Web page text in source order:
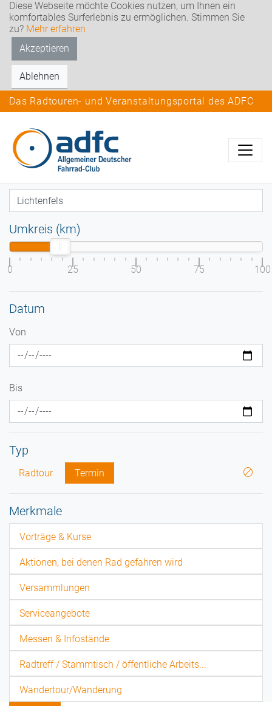
Diese Webseite möchte Cookies nutzen, um Ihnen ein
komfortables Surferlebnis zu ermöglichen. Stimmen Sie
zu? Mehr erfahren
Akzeptieren
Ablehnen
Das Radtouren- und Veranstaltungsportal des ADFC
Umkreis (km)
0 25 50 75 100
Datum
Von
Bis
Typ
Radtour Termin
Merkmale
Vorträge & Kurse
Aktionen, bei denen Rad gefahren wird
Versammlungen
Serviceangebote
Messen & Infostände
Radtreff / Stammtisch / öffentliche Arbeits...
Wandertour/Wanderung